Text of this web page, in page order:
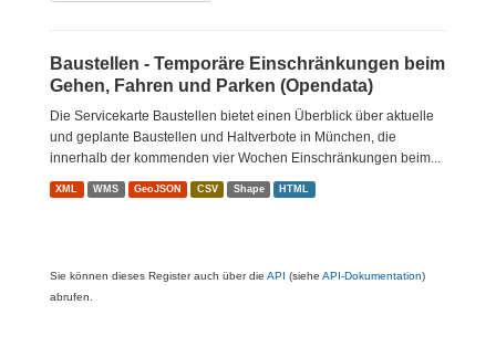
Baustellen - Temporäre Einschränkungen beim
Gehen, Fahren und Parken (Opendata)
Die Servicekarte Baustellen bietet einen Überblick über aktuelle
und geplante Baustellen und Haltverbote in München, die
innerhalb der kommenden vier Wochen Einschränkungen beim...
XML WMS GeoJSON CSV Shape HTML
Sie können dieses Register auch über die API (siehe API-Dokumentation)
abrufen.